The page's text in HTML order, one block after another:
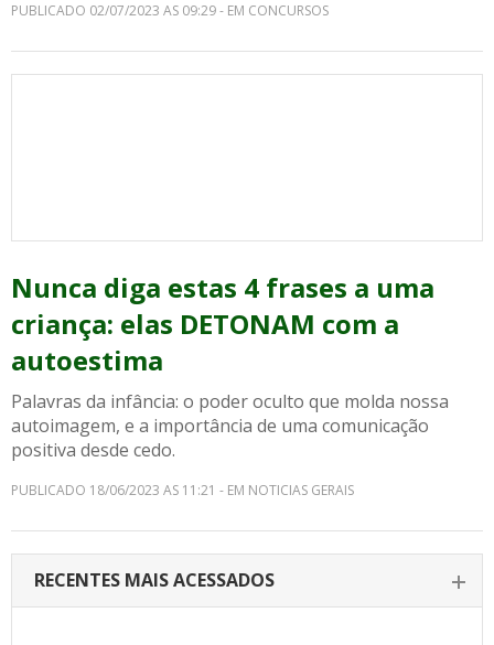
PUBLICADO 02/07/2023 AS 09:29 - EM CONCURSOS
Nunca diga estas 4 frases a uma
criança: elas DETONAM com a
autoestima
Palavras da infância: o poder oculto que molda nossa
autoimagem, e a importância de uma comunicação
positiva desde cedo.
PUBLICADO 18/06/2023 AS 11:21 - EM NOTICIAS GERAIS
RECENTES MAIS ACESSADOS